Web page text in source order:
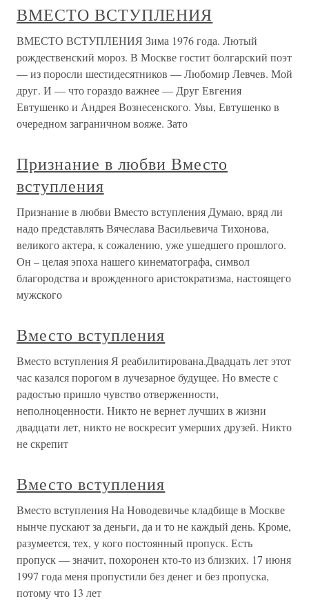
ВМЕСТО ВСТУПЛЕНИЯ
ВМЕСТО ВСТУПЛЕНИЯ Зима 1976 года. Лютый
рождественский мороз. В Москве гостит болгарский поэт
— из поросли шестидесятников — Любомир Левчев. Мой
друг. И — что гораздо важнее — Друг Евгения
Евтушенко и Андрея Вознесенского. Увы, Евтушенко в
очередном заграничном вояже. Зато
Признание в любви Вместо
вступления
Признание в любви Вместо вступления Думаю, вряд ли
надо представлять Вячеслава Васильевича Тихонова,
великого актера, к сожалению, уже ушедшего прошлого.
Он – целая эпоха нашего кинематографа, символ
благородства и врожденного аристократизма, настоящего
мужского
Вместо вступления
Вместо вступления Я реабилитирована.Двадцать лет этот
час казался порогом в лучезарное будущее. Но вместе с
радостью пришло чувство отверженности,
неполноценности. Никто не вернет лучших в жизни
двадцати лет, никто не воскресит умерших друзей. Никто
не скрепит
Вместо вступления
Вместо вступления На Новодевичье кладбище в Москве
нынче пускают за деньги, да и то не каждый день. Кроме,
разумеется, тех, у кого постоянный пропуск. Есть
пропуск — значит, похоронен кто-то из близких. 17 июня
1997 года меня пропустили без денег и без пропуска,
потому что 13 лет